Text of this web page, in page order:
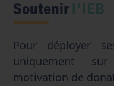
Soutenirl'IEB
Pour déployer
uniquement
motivation de